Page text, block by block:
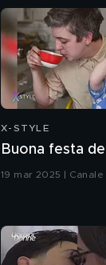
X-STYLE
Buona festa
19 mar 2025 | Canale